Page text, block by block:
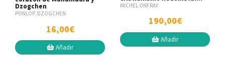
Dzogchen
PONLOP, DZOGCHEN
16,00€
Añadir
MICHEL ONFRAY
190,00€
Añadir